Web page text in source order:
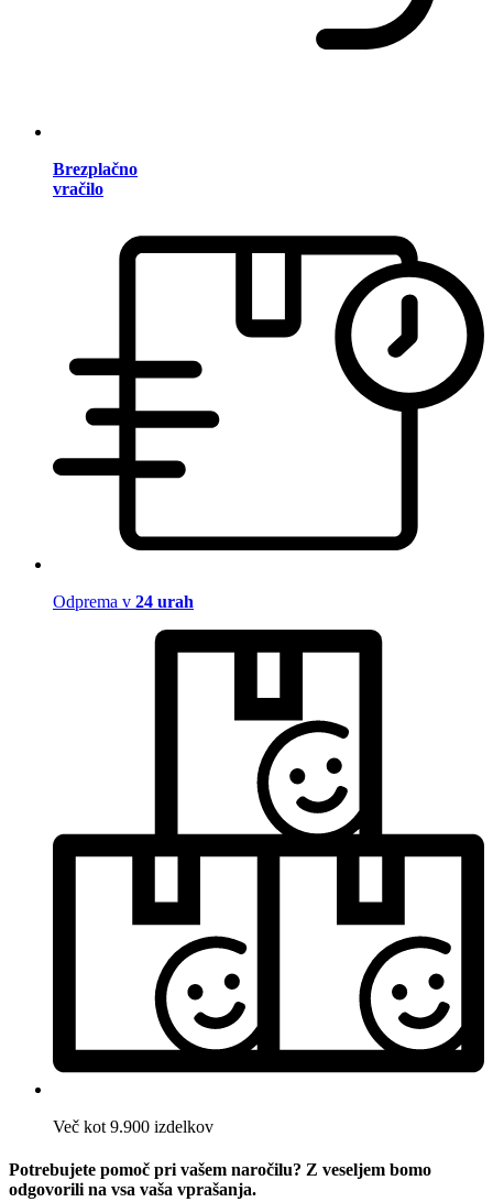
Brezplačno
vračilo
Odprema v 24 urah
Več kot 9.900 izdelkov
Potrebujete pomoč pri vašem naročilu? Z veseljem bomo
odgovorili na vsa vaša vprašanja.